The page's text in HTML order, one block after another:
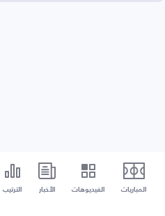
المباريات الفيديوهات الأخبار الترتيب